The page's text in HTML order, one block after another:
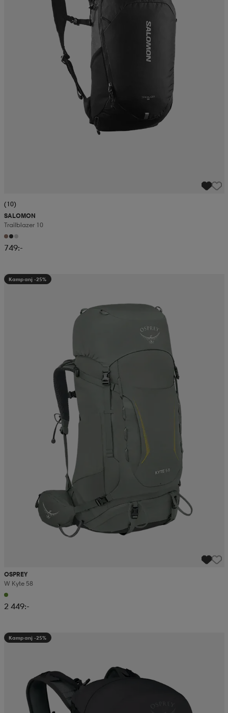
(10)
SALOMON
Trailblazer 10
749:-
Kampanj -25%
OSPREY
W Kyte 58
2 449:-
Kampanj -25%